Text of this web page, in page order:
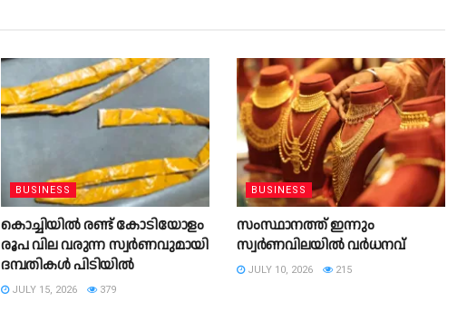
BUSINESS
കൊച്ചിയിൽ രണ്ട് കോടിയോളം
രൂപ വില വരുന്ന സ്വർണവുമായി
ദമ്പതികൾ പിടിയിൽ
JULY 15, 2026 379
BUSINESS
സംസ്ഥാനത്ത് ഇന്നും
സ്വർണവിലയിൽ വർധനവ്
JULY 10, 2026 215